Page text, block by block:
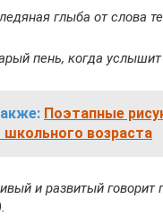
глыба от слова
пень, когда
Поэтапные
возраста
и развитый говорит